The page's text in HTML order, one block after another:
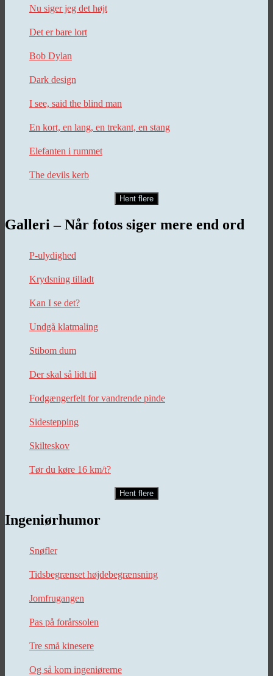
Nu siger jeg det højt
Det er bare lort
Bob Dylan
Dark design
I see, said the blind man
En kort, en lang, en trekant, en stang
Elefanten i rummet
The devils kerb
Hent flere
Galleri – Når fotos siger mere end ord
P-ulydighed
Krydsning tilladt
Kan I se det?
Undgå klatmaling
Stibom dum
Der skal så lidt til
Fodgængerfelt for vandrende pinde
Sidestepping
Skilteskov
Tør du køre 16 km/t?
Hent flere
Ingeniørhumor
Snøfler
Tidsbegrænset højdebegrænsning
Jomfrugangen
Pas på forårssolen
Tre små kinesere
Og så kom ingeniørerne